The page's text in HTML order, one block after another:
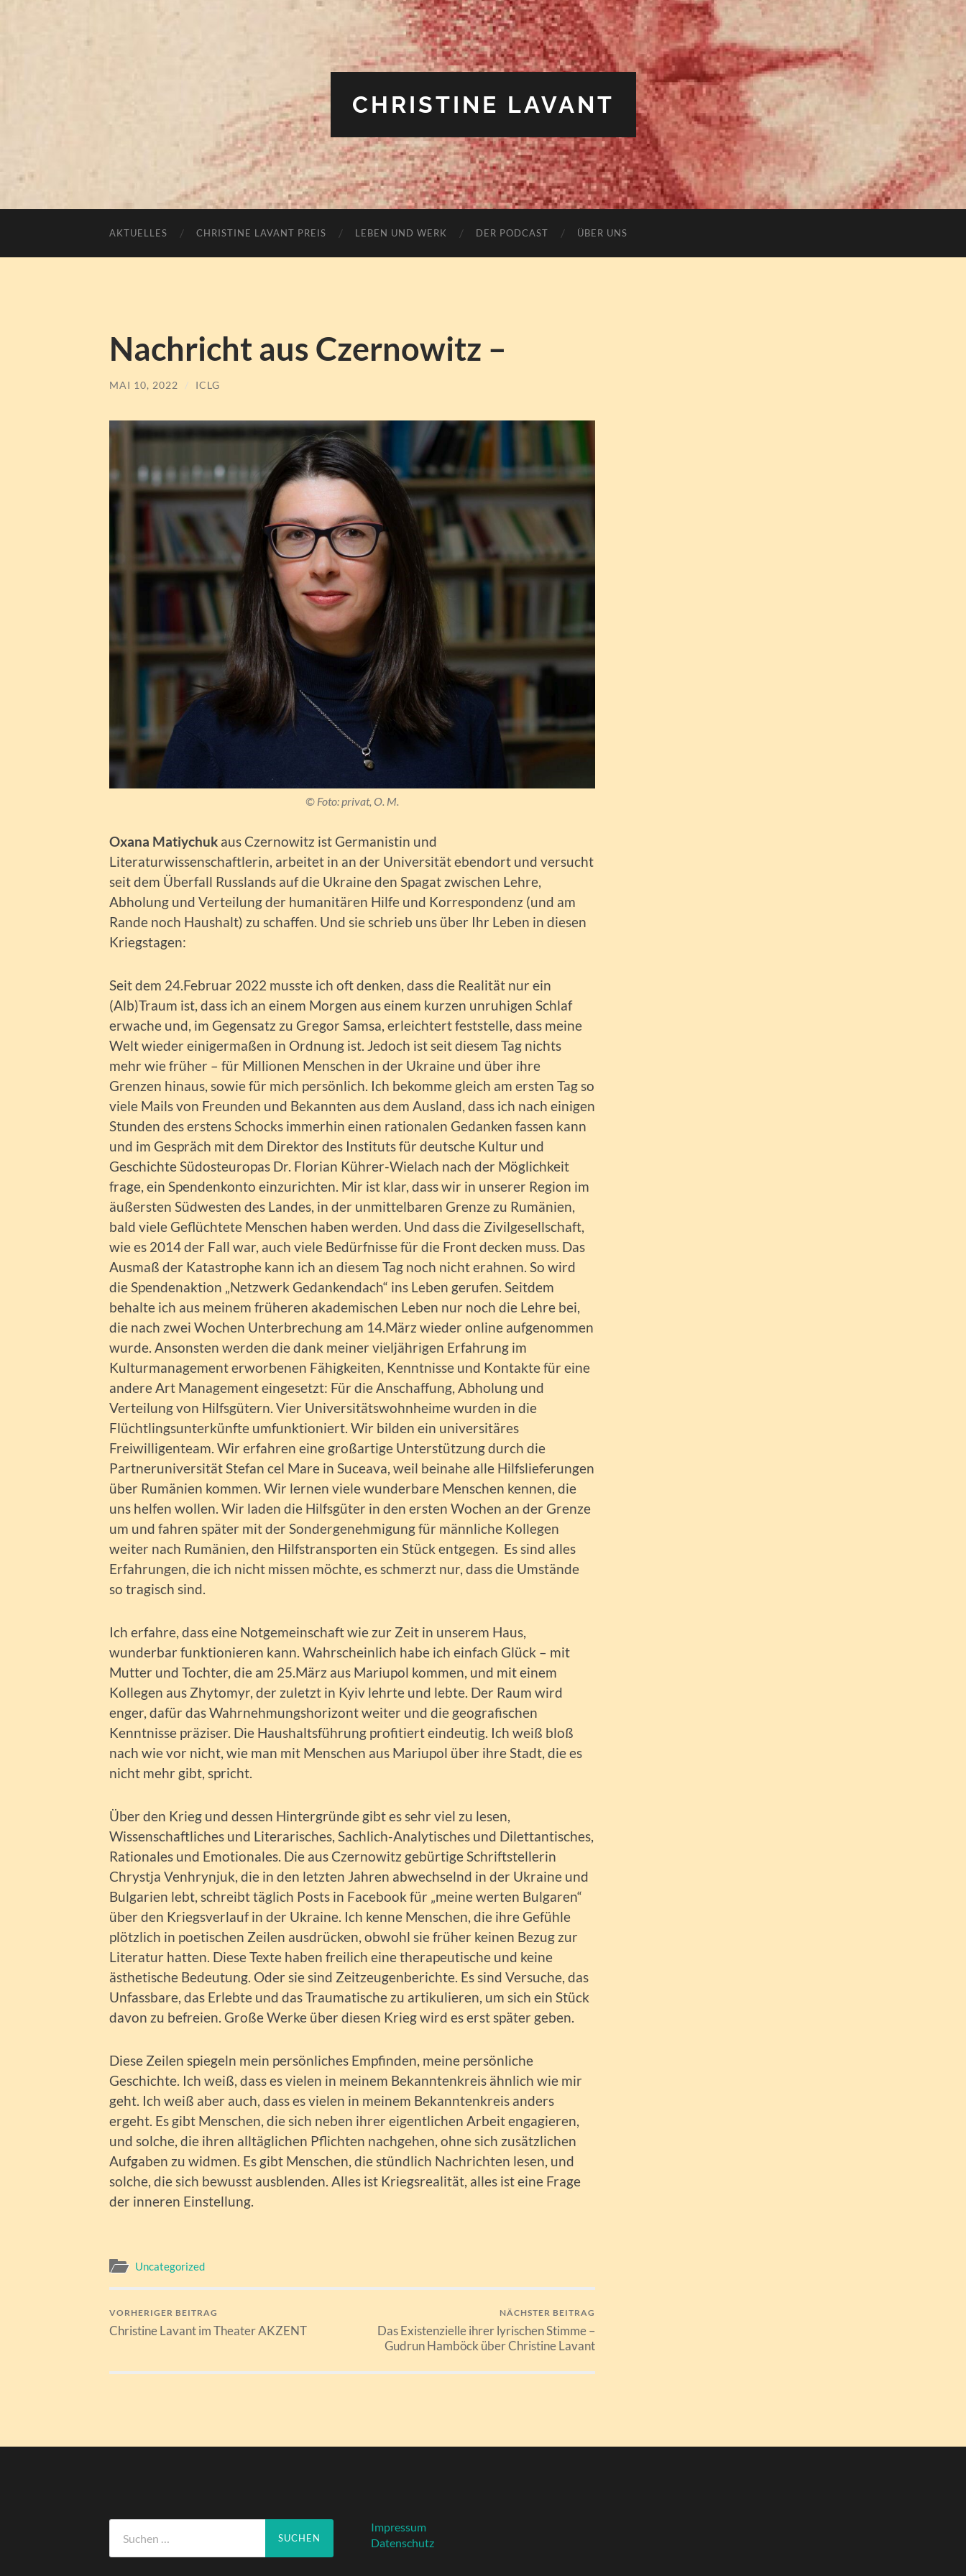
CHRISTINE LAVANT
AKTUELLES CHRISTINE LAVANT PREIS LEBEN UND WERK DER PODCAST ÜBER UNS
Nachricht aus Czernowitz –
MAI 10, 2022 / ICLG
© Foto: privat, O. M.
Oxana Matiychuk aus Czernowitz ist Germanistin und
Literaturwissenschaftlerin, arbeitet in an der Universität ebendort und versucht
seit dem Überfall Russlands auf die Ukraine den Spagat zwischen Lehre,
Abholung und Verteilung der humanitären Hilfe und Korrespondenz (und am
Rande noch Haushalt) zu schaffen. Und sie schrieb uns über Ihr Leben in diesen
Kriegstagen:
Seit dem 24.Februar 2022 musste ich oft denken, dass die Realität nur ein
(Alb)Traum ist, dass ich an einem Morgen aus einem kurzen unruhigen Schlaf
erwache und, im Gegensatz zu Gregor Samsa, erleichtert feststelle, dass meine
Welt wieder einigermaßen in Ordnung ist. Jedoch ist seit diesem Tag nichts
mehr wie früher – für Millionen Menschen in der Ukraine und über ihre
Grenzen hinaus, sowie für mich persönlich. Ich bekomme gleich am ersten Tag so
viele Mails von Freunden und Bekannten aus dem Ausland, dass ich nach einigen
Stunden des erstens Schocks immerhin einen rationalen Gedanken fassen kann
und im Gespräch mit dem Direktor des Instituts für deutsche Kultur und
Geschichte Südosteuropas Dr. Florian Kührer-Wielach nach der Möglichkeit
frage, ein Spendenkonto einzurichten. Mir ist klar, dass wir in unserer Region im
äußersten Südwesten des Landes, in der unmittelbaren Grenze zu Rumänien,
bald viele Geflüchtete Menschen haben werden. Und dass die Zivilgesellschaft,
wie es 2014 der Fall war, auch viele Bedürfnisse für die Front decken muss. Das
Ausmaß der Katastrophe kann ich an diesem Tag noch nicht erahnen. So wird
die Spendenaktion „Netzwerk Gedankendach“ ins Leben gerufen. Seitdem
behalte ich aus meinem früheren akademischen Leben nur noch die Lehre bei,
die nach zwei Wochen Unterbrechung am 14.März wieder online aufgenommen
wurde. Ansonsten werden die dank meiner vieljährigen Erfahrung im
Kulturmanagement erworbenen Fähigkeiten, Kenntnisse und Kontakte für eine
andere Art Management eingesetzt: Für die Anschaffung, Abholung und
Verteilung von Hilfsgütern. Vier Universitätswohnheime wurden in die
Flüchtlingsunterkünfte umfunktioniert. Wir bilden ein universitäres
Freiwilligenteam. Wir erfahren eine großartige Unterstützung durch die
Partneruniversität Stefan cel Mare in Suceava, weil beinahe alle Hilfslieferungen
über Rumänien kommen. Wir lernen viele wunderbare Menschen kennen, die
uns helfen wollen. Wir laden die Hilfsgüter in den ersten Wochen an der Grenze
um und fahren später mit der Sondergenehmigung für männliche Kollegen
weiter nach Rumänien, den Hilfstransporten ein Stück entgegen. Es sind alles
Erfahrungen, die ich nicht missen möchte, es schmerzt nur, dass die Umstände
so tragisch sind.
Ich erfahre, dass eine Notgemeinschaft wie zur Zeit in unserem Haus,
wunderbar funktionieren kann. Wahrscheinlich habe ich einfach Glück – mit
Mutter und Tochter, die am 25.März aus Mariupol kommen, und mit einem
Kollegen aus Zhytomyr, der zuletzt in Kyiv lehrte und lebte. Der Raum wird
enger, dafür das Wahrnehmungshorizont weiter und die geografischen
Kenntnisse präziser. Die Haushaltsführung profitiert eindeutig. Ich weiß bloß
nach wie vor nicht, wie man mit Menschen aus Mariupol über ihre Stadt, die es
nicht mehr gibt, spricht.
Über den Krieg und dessen Hintergründe gibt es sehr viel zu lesen,
Wissenschaftliches und Literarisches, Sachlich-Analytisches und Dilettantisches,
Rationales und Emotionales. Die aus Czernowitz gebürtige Schriftstellerin
Chrystja Venhrynjuk, die in den letzten Jahren abwechselnd in der Ukraine und
Bulgarien lebt, schreibt täglich Posts in Facebook für „meine werten Bulgaren“
über den Kriegsverlauf in der Ukraine. Ich kenne Menschen, die ihre Gefühle
plötzlich in poetischen Zeilen ausdrücken, obwohl sie früher keinen Bezug zur
Literatur hatten. Diese Texte haben freilich eine therapeutische und keine
ästhetische Bedeutung. Oder sie sind Zeitzeugenberichte. Es sind Versuche, das
Unfassbare, das Erlebte und das Traumatische zu artikulieren, um sich ein Stück
davon zu befreien. Große Werke über diesen Krieg wird es erst später geben.
Diese Zeilen spiegeln mein persönliches Empfinden, meine persönliche
Geschichte. Ich weiß, dass es vielen in meinem Bekanntenkreis ähnlich wie mir
geht. Ich weiß aber auch, dass es vielen in meinem Bekanntenkreis anders
ergeht. Es gibt Menschen, die sich neben ihrer eigentlichen Arbeit engagieren,
und solche, die ihren alltäglichen Pflichten nachgehen, ohne sich zusätzlichen
Aufgaben zu widmen. Es gibt Menschen, die stündlich Nachrichten lesen, und
solche, die sich bewusst ausblenden. Alles ist Kriegsrealität, alles ist eine Frage
der inneren Einstellung.
Uncategorized
VORHERIGER BEITRAG
Christine Lavant im Theater AKZENT
NÄCHSTER BEITRAG
Das Existenzielle ihrer lyrischen Stimme –
Gudrun Hamböck über Christine Lavant
nach:
Impressum
Datenschutz